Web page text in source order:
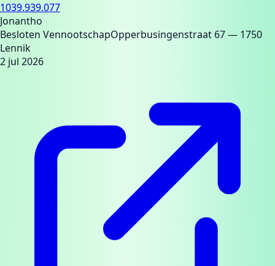
1039.939.077
Jonantho
Besloten VennootschapOpperbusingenstraat 67— 1750
Lennik
2 jul 2026